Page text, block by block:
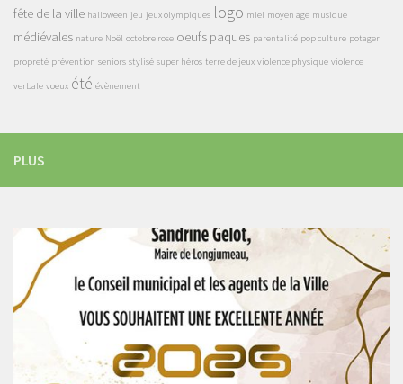
fête de la ville halloween jeu jeux olympiques logo miel moyen age musique
médiévales nature Noël octobre rose oeufs paques parentalité pop culture potager
propreté prévention seniors stylisé super héros terre de jeux violence physique violence
verbale voeux été évènement
PLUS